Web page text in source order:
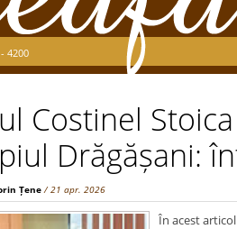
4200
Costinel
Drăgășani:
Țene / 21 apr. 2026
În acest